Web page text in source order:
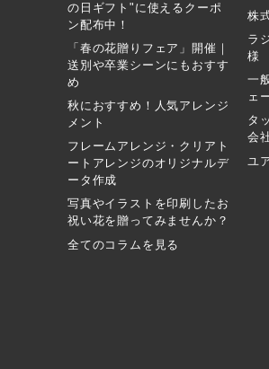
の日ギフト"に使えるクーポ
ン配布中！
「春の花贈りフェア」開催｜
送別や卒業シーンにもおすす
め
秋におすすめ！人気アレンジ
メント
フレームアレンジ・クリアト
ートアレンジのオリジナルデ
ータ作成
写真やイラストを印刷したお
祝い花を贈ってみませんか？
全てのコラムを見る
株
ラ
様
一
ェ
タ
会
ユ